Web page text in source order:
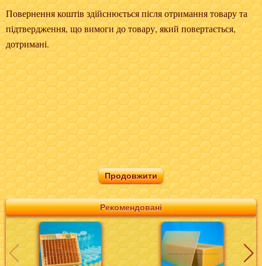
Рекомендовані
Повернення коштів здійснюється після отримання товару та
підтвердження, що вимоги до товару, який повертається,
дотримані.
Продовжити